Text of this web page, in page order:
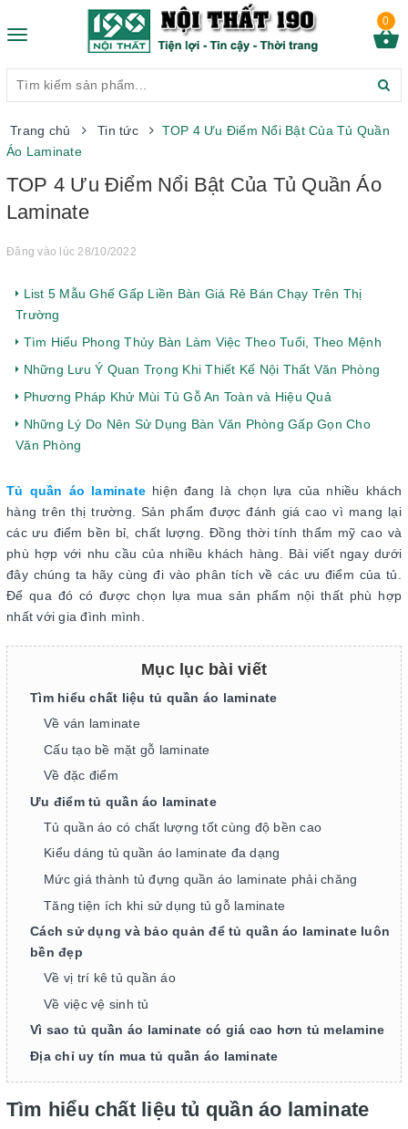
Toggle
0
Trang chủ Tin tức
TOP 4 Ưu Điểm Nổi Bật Của Tủ Quần
Áo Laminate
TOP 4 Ưu Điểm Nổi Bật Của Tủ Quần Áo
Laminate
Đăng vào lúc 28/10/2022
List 5 Mẫu Ghế Gấp Liền Bàn Giá Rẻ Bán Chạy Trên Thị
Trường
Tìm Hiểu Phong Thủy Bàn Làm Việc Theo Tuổi, Theo Mệnh
Những Lưu Ý Quan Trọng Khi Thiết Kế Nội Thất Văn Phòng
Phương Pháp Khử Mùi Tủ Gỗ An Toàn và Hiệu Quả
Những Lý Do Nên Sử Dụng Bàn Văn Phòng Gấp Gọn Cho
Văn Phòng
Tủ quần áo laminate hiện đang là chọn lựa của nhiều khách
hàng trên thị trường. Sản phẩm được đánh giá cao vì mang lại
các ưu điểm bền bỉ, chất lượng. Đồng thời tính thẩm mỹ cao và
phù hợp với nhu cầu của nhiều khách hàng. Bài viết ngay dưới
đây chúng ta hãy cùng đi vào phân tích về các ưu điểm của tủ.
Để qua đó có được chọn lựa mua sản phẩm nội thất phù hợp
nhất với gia đình mình.
Mục lục bài viết
Tìm hiểu chất liệu tủ quần áo laminate
Về ván laminate
Cấu tạo bề mặt gỗ laminate
Về đặc điểm
Ưu điểm tủ quần áo laminate
Tủ quần áo có chất lượng tốt cùng độ bền cao
Kiểu dáng tủ quần áo laminate đa dạng
Mức giá thành tủ đựng quần áo laminate phải chăng
Tăng tiện ích khi sử dụng tủ gỗ laminate
Cách sử dụng và bảo quản để tủ quần áo laminate luôn
bền đẹp
Về vị trí kê tủ quần áo
Về việc vệ sinh tủ
Vì sao tủ quần áo laminate có giá cao hơn tủ melamine
Địa chỉ uy tín mua tủ quần áo laminate
Tìm hiểu chất liệu tủ quần áo laminate